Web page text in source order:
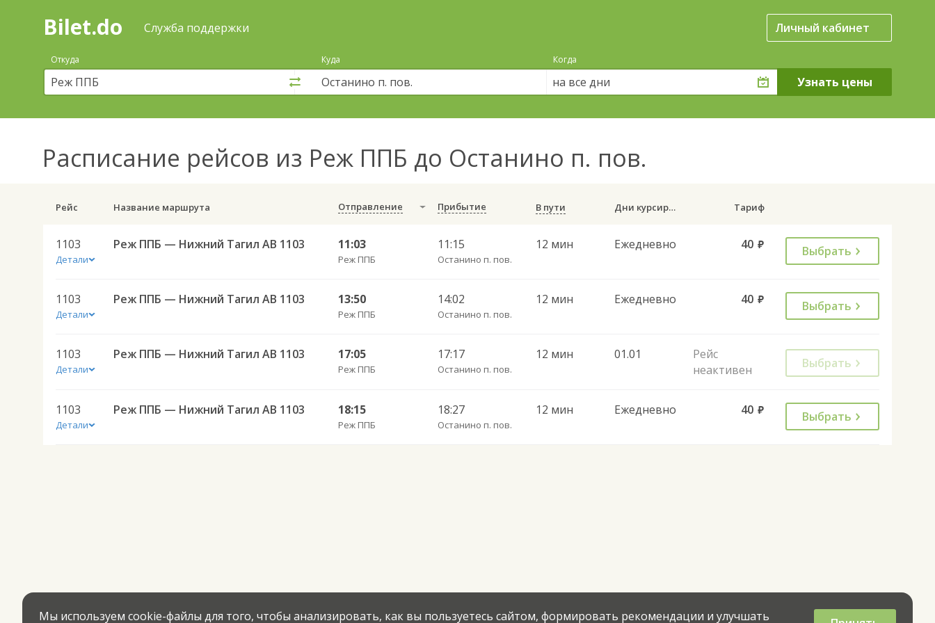
Поиск
покупка
билетов
автобус
онлайн
Bilet.do Служба поддержки Личный кабинет
Откуда Куда Когда
на все дни
Расписание рейсов из Реж ППБ до Останино п. пов.
Рейс Название маршрута Отправление Прибытие В пути Дни курсирования Тариф
1103
Детали
Реж ППБ — Нижний Тагил АВ 1103 11:03
Реж ППБ
11:15
Останино п. пов.
12 мин Ежедневно 40 руб. Выбрать
1103
Детали
Реж ППБ — Нижний Тагил АВ 1103 13:50
Реж ППБ
14:02
Останино п. пов.
12 мин Ежедневно 40 руб. Выбрать
1103
Детали
Реж ППБ — Нижний Тагил АВ 1103 17:05
Реж ППБ
17:17
Останино п. пов.
12 мин 01.01
Рейс
неактивен
Выбрать
1103
Детали
Реж ППБ — Нижний Тагил АВ 1103 18:15
Реж ППБ
18:27
Останино п. пов.
12 мин Ежедневно 40 руб. Выбрать
Мы используем cookie-файлы для того, чтобы анализировать, как вы пользуетесь сайтом, формировать рекомендации и улучшать